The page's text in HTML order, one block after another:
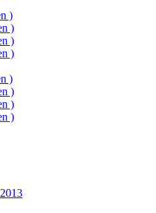
)
)
)
)
)
)
)
)